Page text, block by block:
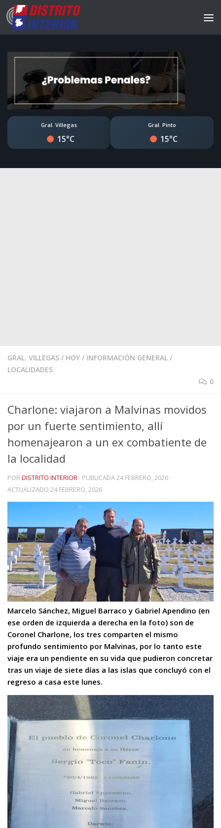
Gral. Villegas
15°C
Gral. Pinto
15°C
GRAL. VILLEGAS / HOY / INFORMACIÓN GENERAL /
LOCALIDADES
0
Charlone: viajaron a Malvinas movidos
por un fuerte sentimiento, allí
homenajearon a un ex combatiente de
la localidad
PORDISTRITO INTERIOR · PUBLICADA24 FEBRERO, 2026 ·
ACTUALIZADO 24 FEBRERO, 2026
Marcelo Sánchez, Miguel Barraco y Gabriel Apendino (en
ese orden de izquierda a derecha en la foto) son de
Coronel Charlone, los tres comparten el mismo
profundo sentimiento por Malvinas, por lo tanto este
viaje era un pendiente en su vida que pudieron concretar
tras un viaje de siete días a las islas que concluyó con el
regreso a casa este lunes.